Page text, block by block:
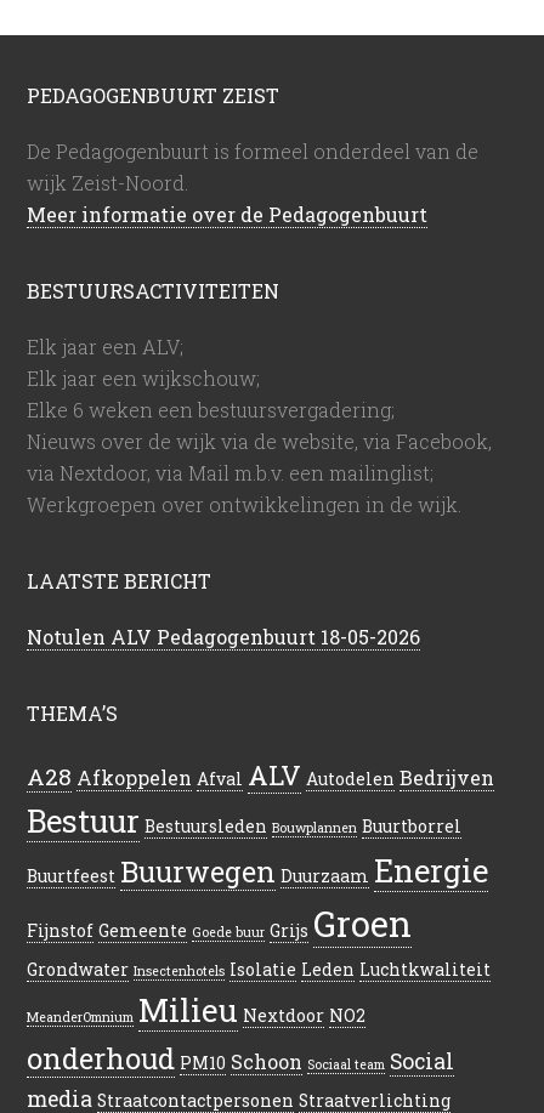
PEDAGOGENBUURT ZEIST
De Pedagogenbuurt is formeel onderdeel van de
wijk Zeist-Noord.
Meer informatie over de Pedagogenbuurt
BESTUURSACTIVITEITEN
Elk jaar een ALV;
Elk jaar een wijkschouw;
Elke 6 weken een bestuursvergadering;
Nieuws over de wijk via de website, via Facebook,
via Nextdoor, via Mail m.b.v. een mailinglist;
Werkgroepen over ontwikkelingen in de wijk.
LAATSTE BERICHT
Notulen ALV Pedagogenbuurt 18-05-2026
THEMA’S
A28 Afkoppelen Afval ALV Autodelen Bedrijven
Bestuur Bestuursleden Bouwplannen Buurtborrel
Buurtfeest Buurwegen Duurzaam Energie
Fijnstof Gemeente Goede buur Grijs Groen
Grondwater Insectenhotels Isolatie Leden Luchtkwaliteit
MeanderOmnium Milieu Nextdoor NO2
onderhoud PM10 Schoon Sociaal team Social
media Straatcontactpersonen Straatverlichting